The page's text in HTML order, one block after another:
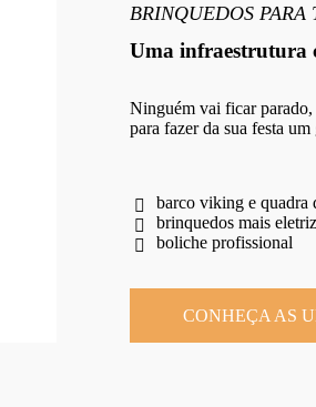
BRINQUEDOS PARA
Uma infraestrutura
Ninguém vai ficar parado,
para fazer da sua festa um
barco viking e quadra
brinquedos mais
boliche profissional
CONHEÇA AS